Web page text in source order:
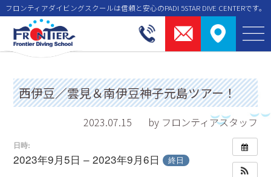
フロンティアダイビングスクールは信頼と安⼼のPADI 5STAR DIVE CENTERです。
西伊豆／雲見＆南伊豆神子元島ツアー！
2023.07.15 by フロンティアスタッフ
日時:
2023年9月5日 – 2023年9月6日 終日